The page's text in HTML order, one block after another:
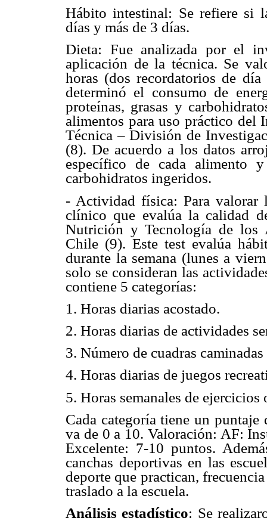
Hábito intestinal: Se refiere si
días y más de 3 días.
Dieta: Fue analizada por el
aplicación de la técnica. Se
horas (dos recordatorios de
determinó el consumo de
proteínas, grasas y
alimentos para uso práctico
Técnica – División de
(8). De acuerdo a los datos
específico de cada alimento
carbohidratos ingeridos.
- Actividad física: Para
clínico que evalúa la calidad
Nutrición y Tecnología de los
Chile (9). Este test evalúa
durante la semana (lunes a
solo se consideran las
contiene 5 categorías:
1. Horas diarias acostado.
2. Horas diarias de actividades
3. Número de cuadras
4. Horas diarias de juegos
5. Horas semanales de
Cada categoría tiene un
va de 0 a 10. Valoración: AF:
Excelente: 7-10 puntos.
canchas deportivas en las
deporte que practican,
traslado a la escuela.
Análisis estadístico: Se